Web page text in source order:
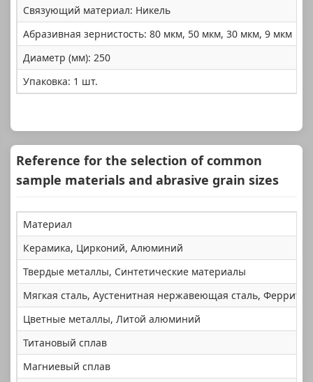
Связующий материал: Никель
Абразивная зернистость: 80 мкм, 50 мкм, 30 мкм, 9 мкм
Диаметр (мм): 250
Упаковка: 1 шт.
Reference for the selection of common
sample materials and abrasive grain sizes
Материал
Керамика, Цирконий, Алюминий
Твердые металлы, Синтетические материалы
Мягкая сталь, Аустенитная нержавеющая сталь,
Цветные металлы, Литой алюминий
Титановый сплав
Магниевый сплав